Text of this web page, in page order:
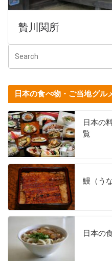
贄川関所
日本の食べ物・ご当地グル
日本の
覧
鰻（う
日本の